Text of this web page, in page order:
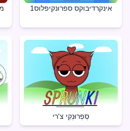
אינקרדיבוקס ספרונקיפלוס1
סְפְרוּנְקִי צ'רי